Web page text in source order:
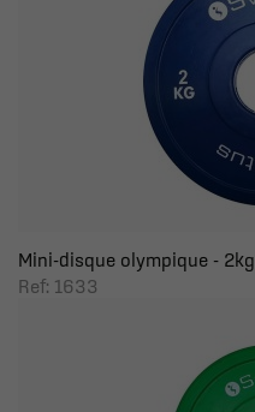
Mini-disque olympique - 2kg
Ref: 1633